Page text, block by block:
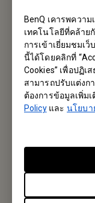
BenQ เคารพควา
เทคโนโลยีที่คล้า
การเข้าเยี่ยมชมเ
นี้ได้โดยคลิกที่
Cookies” เพื่อปฏิ
สามารถปรับแต่งก
ต้องการข้อมูลเพิ่ม
Policyและนโยบา
ส